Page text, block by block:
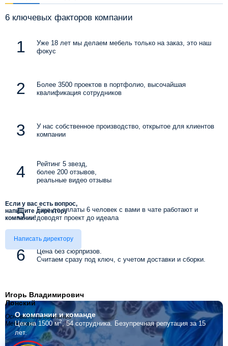
6 ключевых факторов компании
Уже 18 лет мы делаем мебель только на заказ, это наш
фокус
Более 3500 проектов в портфолио, высочайшая
квалификация сотрудников
У нас собственное производство, открытое для клиентов
компании
Рейтинг 5 звезд,
более 200 отзывов,
реальные видео отзывы
Еще до оплаты 6 человек с вами в чате работают и
доводят проект до идеала
Цена без сюрпризов.
Считаем сразу под ключ, с учетом доставки и сборки.
Если у вас есть вопрос,
напишите директору
компании!
Написать директору
Игорь Владимирович
Лонский
Основатель компании
Мебелино
О компаниии команде
Цех на 1500 м2, 54 сотрудника. Безупречная репутация за 15
лет.